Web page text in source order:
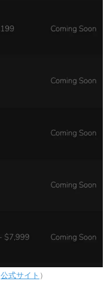
公式サイト ）